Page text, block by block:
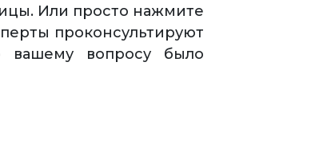
Или просто нажмите
проконсультируют
вопросу было